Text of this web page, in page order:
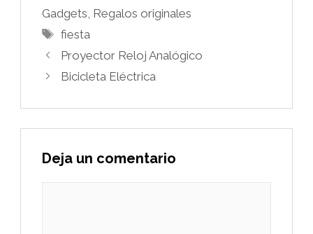
Gadgets, Regalos originales
Etiquetas
fiesta
Proyector Reloj Analógico
Bicicleta Eléctrica
Deja un comentario